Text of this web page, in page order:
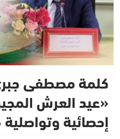
كلمة مصطفى
«عيد العرش
إحصائية